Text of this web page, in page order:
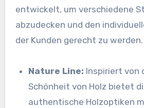
entwickelt, um verschiedene
abzudecken und den
der Kunden gerecht zu werden.
Nature Line: Inspiriert von
Schönheit von Holz bietet
authentische Holzoptiken